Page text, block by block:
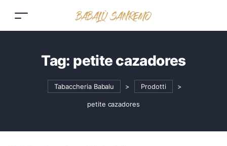
Tag: petite cazadores
Tabaccheria Babalu > Prodotti >
petite cazadores